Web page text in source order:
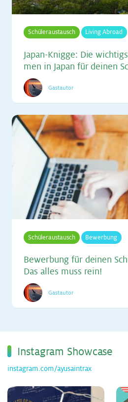
Schüleraustausch Living Abroad
Ja­pan-Knig­ge: Die
men in Ja­pan für dei­nen
Gastautor
Schüleraustausch Bewerbung
Be­wer­bung für dei­nen
Das al­les muss rein!
Gastautor
Ins­ta­gram Show­ca­se
instagram.com/ayusaintrax